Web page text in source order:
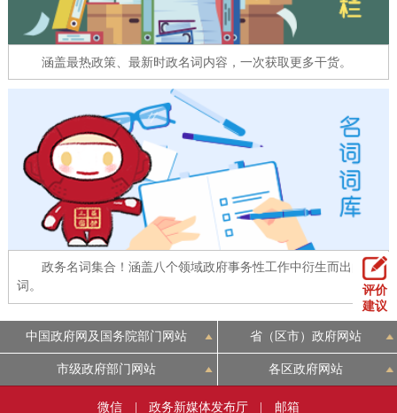
涵盖最热政策、最新时政名词内容，一次获取更多干货。
政务名词集合！涵盖八个领域政府事务性工作中衍生而出的名
词。
评价
建议
中国政府网及国务院部门网站 省（区市）政府网站
市级政府部门网站 各区政府网站
微信 | 政务新媒体发布厅 | 邮箱